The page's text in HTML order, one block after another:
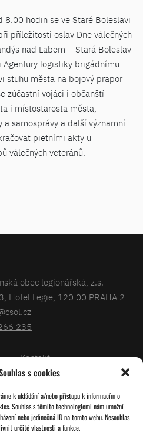
s cookies
k ukládání a/nebo přístupu k informacím o
Souhlas s těmito technologiemi nám umožní
nebo jedinečná ID na tomto webu. Nesouhlas
určité vlastnosti a funkce.
hodin se ve Staré Boleslavi
příležitosti oslav Dne válečných
nad Labem – Stará Boleslav
logistiky brigádnímu
stuhu města na bojový prapor
zúčastní vojáci i občanští
i místostarosta města,
samosprávy a další významní
pietními akty u
válečných veteránů.
obec legionářská, z.s.
Hotel Legie, 120 00 PRAHA 2
235
Kontakt
Databáze legionářů
Pro členy
Zásady cookies